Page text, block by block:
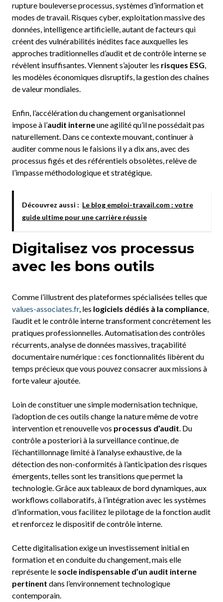
rupture bouleverse processus, systèmes d’information et
modes de travail. Risques cyber, exploitation massive des
données, intelligence artificielle, autant de facteurs qui
créent des vulnérabilités inédites face auxquelles les
approches traditionnelles d’audit et de contrôle interne se
révèlent insuffisantes. Viennent s’ajouter les risques ESG,
les modèles économiques disruptifs, la gestion des chaînes
de valeur mondiales.
Enfin, l’accélération du changement organisationnel
impose à l’audit interneune agilité qu’il ne possédait pas
naturellement. Dans ce contexte mouvant, continuer à
auditer comme nous le faisions il y a dix ans, avec des
processus figés et des référentiels obsolètes, relève de
l’impasse méthodologique et stratégique.
Découvrez aussi : Le blog emploi-travail.com : votre
guide ultime pour une carrière réussie
Digitalisez vos processus
avec les bons outils
Comme l’illustrent des plateformes spécialisées telles que
values-associates.fr, les logiciels dédiés à la compliance,
l’audit et le contrôle interne transforment concrètement les
pratiques professionnelles. Automatisation des contrôles
récurrents, analyse de données massives, traçabilité
documentaire numérique : ces fonctionnalités libèrent du
temps précieux que vous pouvez consacrer aux missions à
forte valeur ajoutée.
Loin de constituer une simple modernisation technique,
l’adoption de ces outils change la nature même de votre
intervention et renouvelle vos processus d’audit. Du
contrôle a posteriori à la surveillance continue, de
l’échantillonnage limité à l’analyse exhaustive, de la
détection des non-conformités à l’anticipation des risques
émergents, telles sont les transitions que permet la
technologie. Grâce aux tableaux de bord dynamiques, aux
workflows collaboratifs, à l’intégration avec les systèmes
d’information, vous facilitez le pilotage de la fonction audit
et renforcez le dispositif de contrôle interne.
Cette digitalisation exige un investissement initial en
formation et en conduite du changement, mais elle
représente le socle indispensable d’un audit interne
pertinent dans l’environnement technologique
contemporain.